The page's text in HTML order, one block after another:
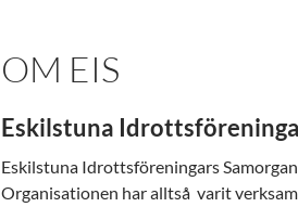
OM EIS
Eskilstuna
Eskilstuna Idrottsföreningars
Organisationen har alltså varit